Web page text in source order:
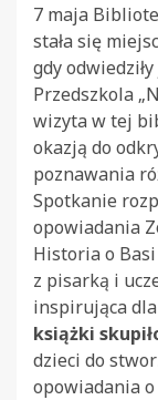
7 maja
stała się
gdy
Przedszkola
wizyta w tej
okazją do
poznawania
Spotkanie
opowiadania
Historia o
z pisarką i
inspirująca dla
książki
dzieci do
opowiadania o